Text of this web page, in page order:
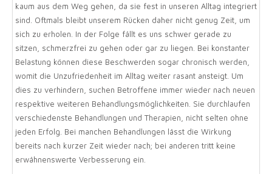
kaum aus dem Weg gehen, da sie fest in unseren Alltag integriert
sind. Oftmals bleibt unserem Rücken daher nicht genug Zeit, um
sich zu erholen. In der Folge fällt es uns schwer gerade zu
sitzen, schmerzfrei zu gehen oder gar zu liegen. Bei konstanter
Belastung können diese Beschwerden sogar chronisch werden,
womit die Unzufriedenheit im Alltag weiter rasant ansteigt. Um
dies zu verhindern, suchen Betroffene immer wieder nach neuen
respektive weiteren Behandlungsmöglichkeiten. Sie durchlaufen
verschiedenste Behandlungen und Therapien, nicht selten ohne
jeden Erfolg. Bei manchen Behandlungen lässt die Wirkung
bereits nach kurzer Zeit wieder nach; bei anderen tritt keine
erwähnenswerte Verbesserung ein.